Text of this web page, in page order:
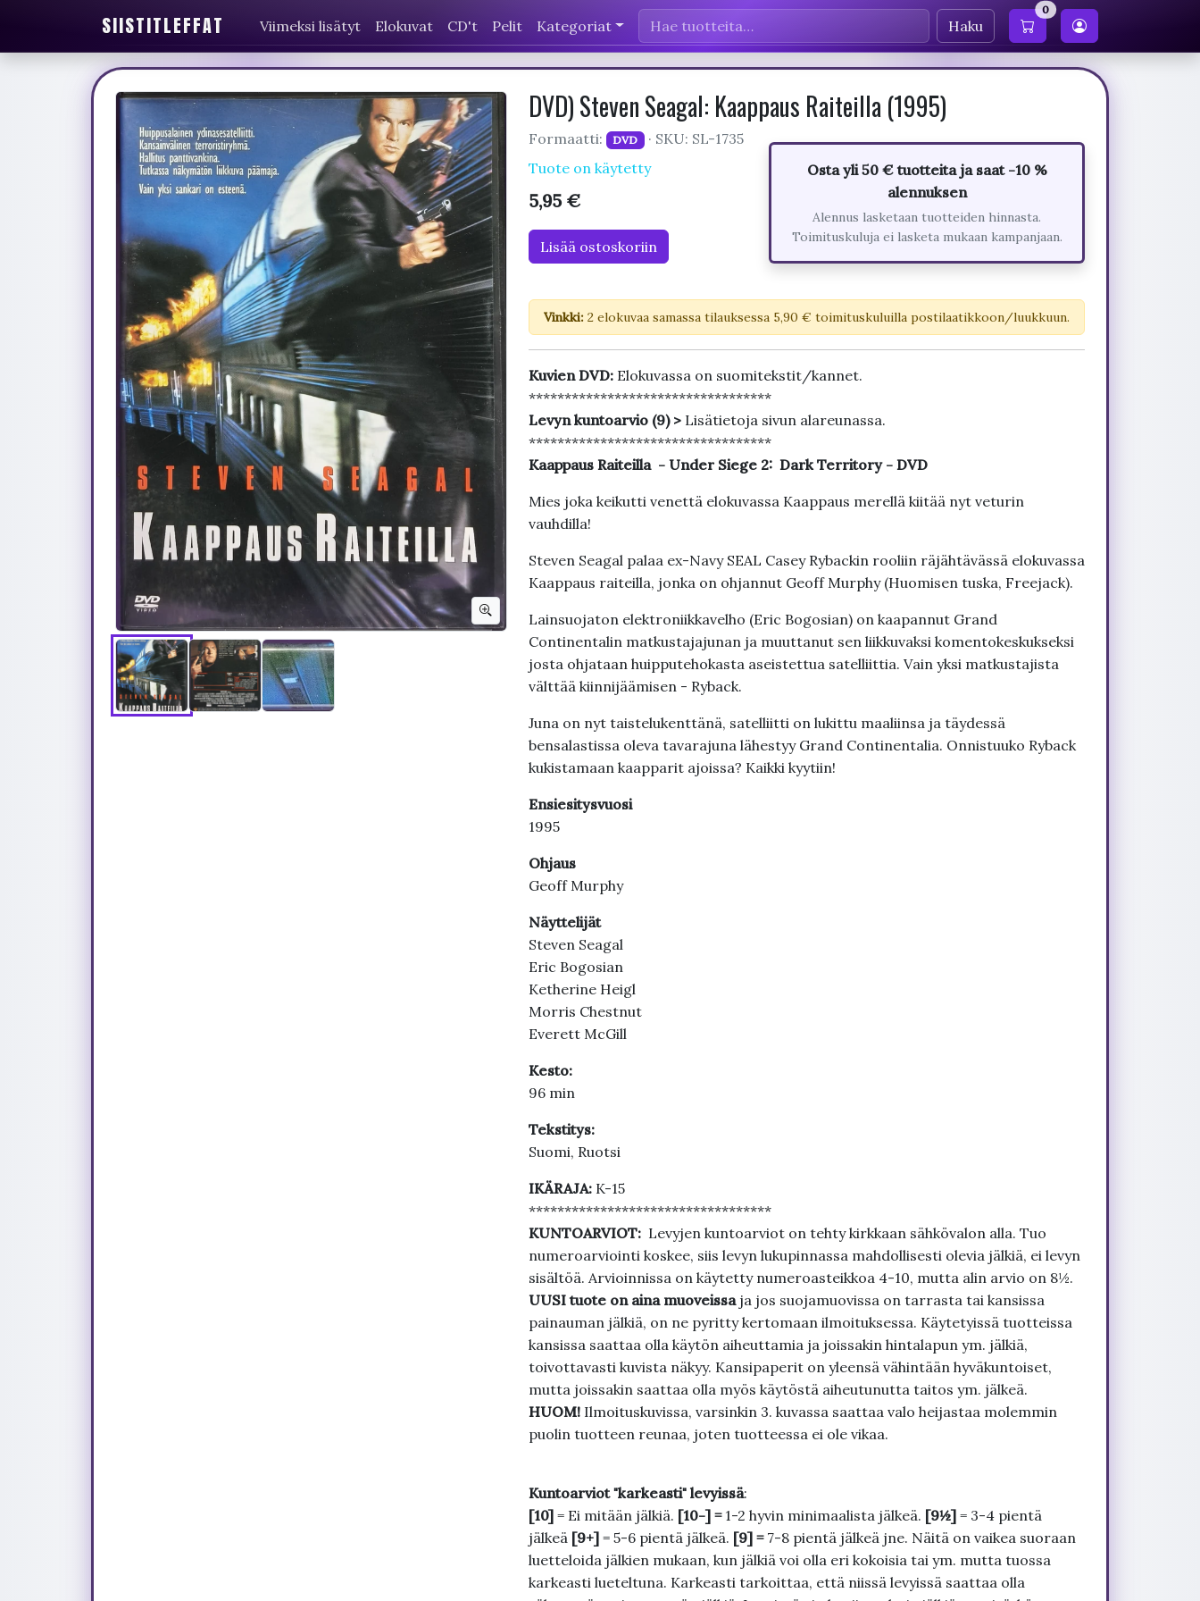
SIISTITLEFFAT Viimeksi lisätyt Elokuvat CD't Pelit Kategoriat Haku
0
DVD) Steven Seagal: Kaappaus Raiteilla (1995)
Formaatti: DVD
· SKU: SL-1735
Tuote on käytetty
5,95 €
Lisää ostoskoriin
Osta yli 50 € tuotteita ja saat -10 %
alennuksen
Alennus lasketaan tuotteiden hinnasta.
Toimituskuluja ei lasketa mukaan kampanjaan.
Vinkki:2 elokuvaa samassa tilauksessa 5,90 € toimituskuluilla postilaatikkoon/luukkuun.
Kuvien DVD: Elokuvassa on suomitekstit/kannet.
**********************************
Levyn kuntoarvio (9) > Lisätietoja sivun alareunassa.
**********************************
Kaappaus Raiteilla - Under Siege 2: Dark Territory - DVD
Mies joka keikutti venettä elokuvassa Kaappaus merellä kiitää nyt veturin
vauhdilla!
Steven Seagal palaa ex-Navy SEAL Casey Rybackin rooliin räjähtävässä elokuvassa
Kaappaus raiteilla, jonka on ohjannut Geoff Murphy (Huomisen tuska, Freejack).
Lainsuojaton elektroniikkavelho (Eric Bogosian) on kaapannut Grand
Continentalin matkustajajunan ja muuttanut sen liikkuvaksi komentokeskukseksi
josta ohjataan huipputehokasta aseistettua satelliittia. Vain yksi matkustajista
välttää kiinnijäämisen - Ryback.
Juna on nyt taistelukenttänä, satelliitti on lukittu maaliinsa ja täydessä
bensalastissa oleva tavarajuna lähestyy Grand Continentalia. Onnistuuko Ryback
kukistamaan kaapparit ajoissa? Kaikki kyytiin!
Ensiesitysvuosi
1995
Ohjaus
Geoff Murphy
Näyttelijät
Steven Seagal
Eric Bogosian
Ketherine Heigl
Morris Chestnut
Everett McGill
Kesto:
96 min
Tekstitys:
Suomi, Ruotsi
IKÄRAJA: K-15
**********************************
KUNTOARVIOT: Levyjen kuntoarviot on tehty kirkkaan sähkövalon alla. Tuo
numeroarviointi koskee, siis levyn lukupinnassa mahdollisesti olevia jälkiä, ei levyn
sisältöä. Arvioinnissa on käytetty numeroasteikkoa 4-10, mutta alin arvio on 8½.
UUSI tuote on aina muoveissa ja jos suojamuovissa on tarrasta tai kansissa
painauman jälkiä, on ne pyritty kertomaan ilmoituksessa. Käytetyissä tuotteissa
kansissa saattaa olla käytön aiheuttamia ja joissakin hintalapun ym. jälkiä,
toivottavasti kuvista näkyy. Kansipaperit on yleensä vähintään hyväkuntoiset,
mutta joissakin saattaa olla myös käytöstä aiheutunutta taitos ym. jälkeä.
HUOM!Ilmoituskuvissa, varsinkin 3. kuvassa saattaa valo heijastaa molemmin
puolin tuotteen reunaa, joten tuotteessa ei ole vikaa.
Kuntoarviot "karkeasti" levyissä:
[10]= Ei mitään jälkiä. [10-] = 1-2 hyvin minimaalista jälkeä. [9½]= 3-4 pientä
jälkeä [9+]= 5-6 pientä jälkeä. [9] = 7-8 pientä jälkeä jne. Näitä on vaikea suoraan
luetteloida jälkien mukaan, kun jälkiä voi olla eri kokoisia tai ym. mutta tuossa
karkeasti lueteltuna. Karkeasti tarkoittaa, että niissä levyissä saattaa olla